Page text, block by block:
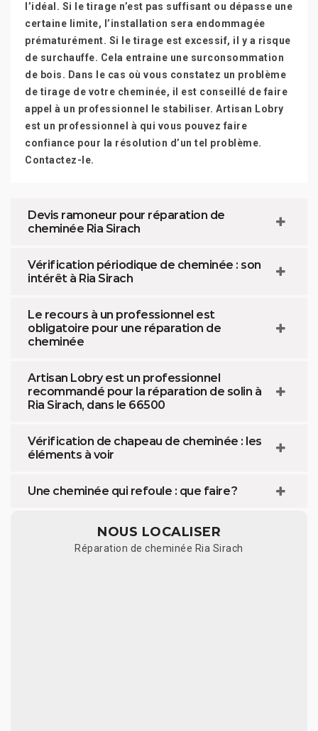
l’idéal. Si le tirage n’est pas suffisant ou dépasse une
certaine limite, l’installation sera endommagée
prématurément. Si le tirage est excessif, il y a risque
de surchauffe. Cela entraine une surconsommation
de bois. Dans le cas où vous constatez un problème
de tirage de votre cheminée, il est conseillé de faire
appel à un professionnel le stabiliser. Artisan Lobry
est un professionnel à qui vous pouvez faire
confiance pour la résolution d’un tel problème.
Contactez-le.
Devis ramoneur pour réparation de
cheminée Ria Sirach
Vérification périodique de cheminée : son
intérêt à Ria Sirach
Le recours à un professionnel est
obligatoire pour une réparation de
cheminée
Artisan Lobry est un professionnel
recommandé pour la réparation de solin à
Ria Sirach, dans le 66500
Vérification de chapeau de cheminée : les
éléments à voir
Une cheminée qui refoule : que faire ?
NOUS LOCALISER
Réparation de cheminée Ria Sirach